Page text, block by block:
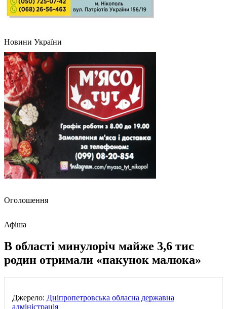
Новини України
Оголошення
Афіша
В області минулоріч майже 3,6 тис
родин отримали «пакунок малюка»
Джерело: Дніпропетровська обласна державна
адміністрація